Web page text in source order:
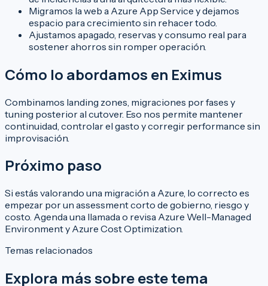
Migramos la web a Azure App Service y dejamos
espacio para crecimiento sin rehacer todo.
Ajustamos apagado, reservas y consumo real para
sostener ahorros sin romper operación.
Cómo lo abordamos en Eximus
Combinamos landing zones, migraciones por fases y
tuning posterior al cutover. Eso nos permite mantener
continuidad, controlar el gasto y corregir performance sin
improvisación.
Próximo paso
Si estás valorando una migración a Azure, lo correcto es
empezar por un assessment corto de gobierno, riesgo y
costo. Agenda una llamadao revisa Azure Well-Managed
Environmenty Azure Cost Optimization.
Temas relacionados
Explora más sobre este tema